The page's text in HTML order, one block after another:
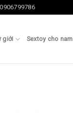
0906799786
giới Sextoy cho nam